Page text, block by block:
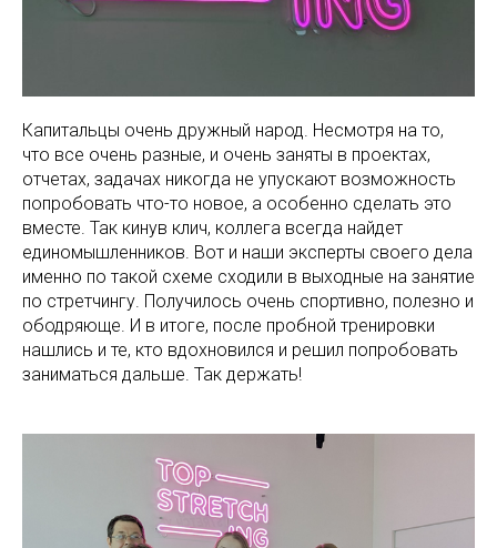
Капитальцы очень дружный народ. Несмотря на то,
что все очень разные, и очень заняты в проектах,
отчетах, задачах никогда не упускают возможность
попробовать что-то новое, а особенно сделать это
вместе. Так кинув клич, коллега всегда найдет
единомышленников. Вот и наши эксперты своего дела
именно по такой схеме сходили в выходные на занятие
по стретчингу. Получилось очень спортивно, полезно и
ободряюще. И в итоге, после пробной тренировки
нашлись и те, кто вдохновился и решил попробовать
заниматься дальше. Так держать!